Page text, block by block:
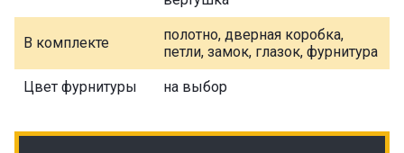
В комплекте
полотно, дверная коробка,
петли, замок, глазок, фурнитура
Цвет фурнитуры на выбор